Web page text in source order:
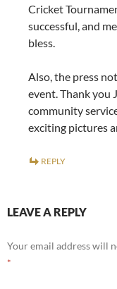
Cricket
successful, and
bless.
Also, the press
event. Thank you
community
exciting pictures
REPLY
LEAVE A REPLY
Your email address will
*